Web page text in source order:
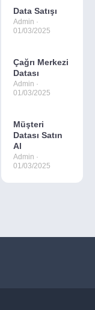
Data Satışı
Admin
01/03/2025
Çağrı Merkezi
Datası
Admin
01/03/2025
Müşteri
Datası Satın
Al
Admin
01/03/2025